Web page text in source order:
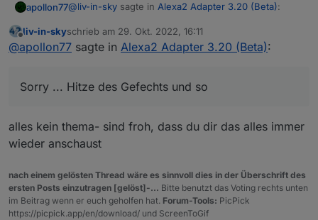
apollon77@liv-in-sky sagte in Alexa2 Adapter 3.20 (Beta):
könnte das ein problem sein - also 2 instanzen
als nächstes.
durcheinandergewürfelt hat (also die instanz die als
zweites gestartet ist könnte vllt die Geräte der ersten
anzeigen zusätzlich zu den anderen von früher.
löschen und mit der 3.20.1 "neu aufbauen lassen".
Sorry ... Hitze des Gefechts und so :-(
Offline
liv-in-skyschrieb am 29. Okt. 2022, 16:11
zuletzt editiert von
@apollon77 sagte in Alexa2 Adapter 3.20 (Beta):
Sorry ... Hitze des Gefechts und so
alles kein thema- sind froh, dass du dir das alles immer
wieder anschaust
nach einem gelösten Thread wäre es sinnvoll dies in der Überschrift des
ersten Posts einzutragen [gelöst]-... Bitte benutzt das Voting rechts unten
im Beitrag wenn er euch geholfen hat. Forum-Tools: PicPick
https://picpick.app/en/download/ und ScreenToGif